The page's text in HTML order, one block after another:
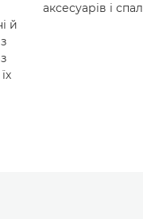
й
аксесуарів і